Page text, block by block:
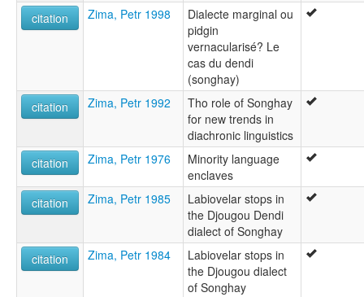
citation
Zima, Petr 1998
Dialecte marginal ou
pidgin
vernacularisé? Le
cas du dendi
(songhay)
citation
Zima, Petr 1992
Tho role of Songhay
for new trends in
diachronic linguistics
citation
Zima, Petr 1976
Minority language
enclaves
citation
Zima, Petr 1985
Labiovelar stops in
the Djougou Dendi
dialect of Songhay
citation
Zima, Petr 1984
Labiovelar stops in
the Djougou dialect
of Songhay